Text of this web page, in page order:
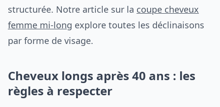
structurée. Notre article sur la coupe cheveux
femme mi-long explore toutes les déclinaisons
par forme de visage.
Cheveux longs après 40 ans : les
règles à respecter